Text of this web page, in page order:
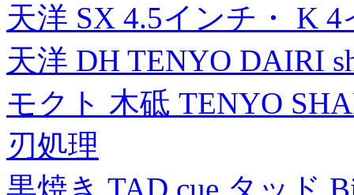
天洋 SX 4.5インチ・ K
天洋 DH TENYO DAIRI
モクト 木砥 TENYO
刃処理